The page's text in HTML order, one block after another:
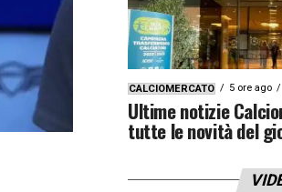
CALCIOMERCATO 5 ore ago
Ultime notizie
tutte le novità del